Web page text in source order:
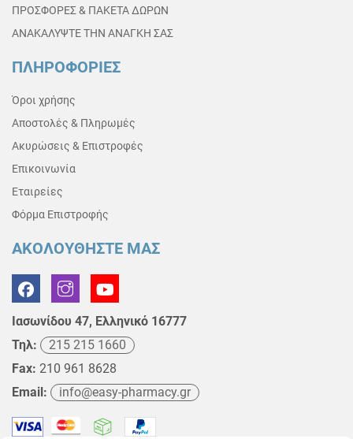
ΠΡΟΣΦΟΡΕΣ & ΠΑΚΕΤΑ ΔΩΡΩΝ
ΑΝΑΚΑΛΥΨΤΕ ΤΗΝ ΑΝΑΓΚΗ ΣΑΣ
ΠΛΗΡΟΦΟΡΙΕΣ
Όροι χρήσης
Αποστολές & Πληρωμές
Ακυρώσεις & Επιστροφές
Επικοινωνία
Εταιρείες
Φόρμα Επιστροφής
ΑΚΟΛΟΥΘΗΣΤΕ ΜΑΣ
Ιασωνίδου 47, Ελληνικό 16777
Τηλ:
215 215 1660
Fax: 210 961 8628
Email:
info@easy-pharmacy.gr